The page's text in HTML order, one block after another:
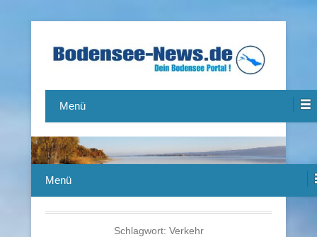
Bodensee-News.de
Menü
Menü
Schlagwort: Verkehr